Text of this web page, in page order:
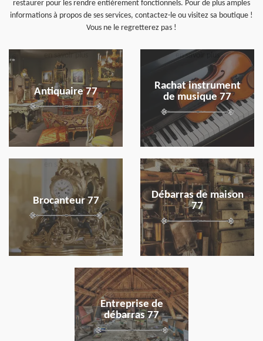
restaurer pour les rendre entièrement fonctionnels. Pour de plus amples
informations à propos de ses services, contactez-le ou visitez sa boutique !
Vous ne le regretterez pas !
Antiquaire 77
en savoir plus
Rachat instrument
de musique 77
en savoir plus
Brocanteur 77
en savoir plus
Débarras de maison
77
en savoir plus
Entreprise de
débarras 77
en savoir plus